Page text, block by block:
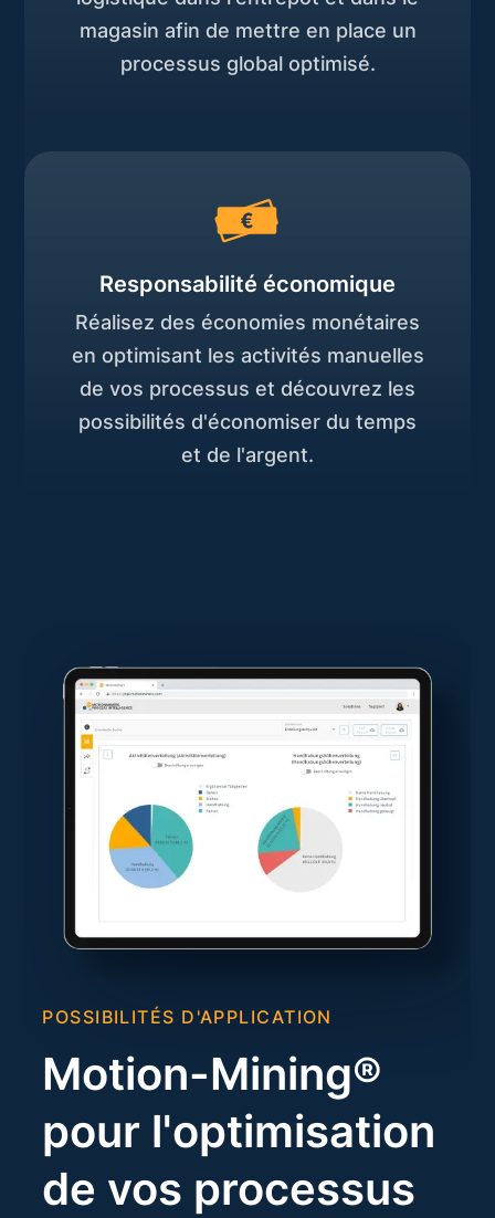
magasin afin de mettre en place un
processus global optimisé.
Responsabilité économique
Réalisez des économies monétaires
en optimisant les activités manuelles
de vos processus et découvrez les
possibilités d'économiser du temps
et de l'argent.
POSSIBILITÉS D'APPLICATION
Motion-Mining®
pour l'optimisation
de vos processus